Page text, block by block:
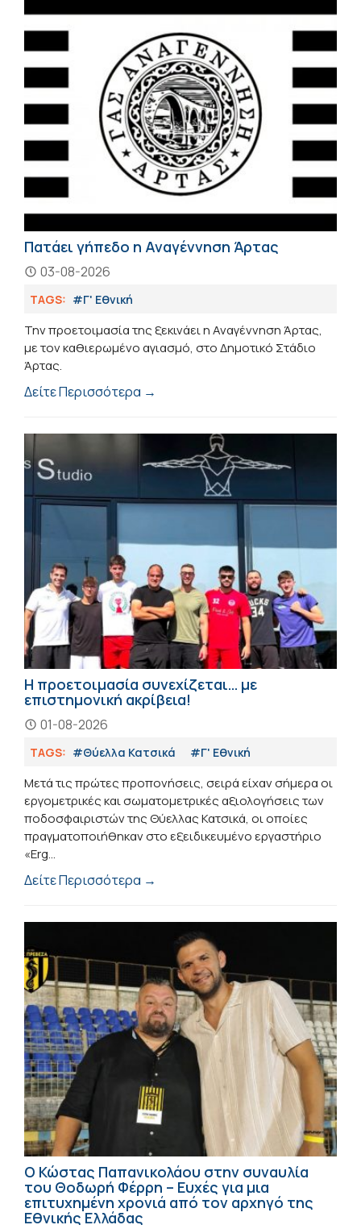
Πατάει γήπεδο η Αναγέννηση Άρτας
03-08-2026
TAGS: #Γ' Εθνική
Την προετοιμασία της ξεκινάει η Αναγέννηση Άρτας,
με τον καθιερωμένο αγιασμό, στο Δημοτικό Στάδιο
Άρτας.
Δείτε Περισσότερα →
Η προετοιμασία συνεχίζεται… με
επιστημονική ακρίβεια!
01-08-2026
TAGS: #Θύελλα Κατσικά #Γ' Εθνική
Μετά τις πρώτες προπονήσεις, σειρά είχαν σήμερα οι
εργομετρικές και σωματομετρικές αξιολογήσεις των
ποδοσφαιριστών της Θύελλας Κατσικά, οι οποίες
πραγματοποιήθηκαν στο εξειδικευμένο εργαστήριο
«Erg...
Δείτε Περισσότερα →
Ο Κώστας Παπανικολάου στην συναυλία
του Θοδωρή Φέρρη – Ευχές για μια
επιτυχημένη χρονιά από τον αρχηγό της
Εθνικής Ελλάδας